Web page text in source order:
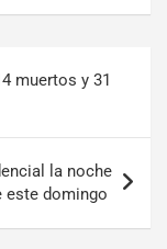
muertos y 31
la noche
este domingo